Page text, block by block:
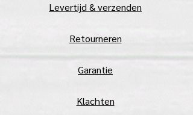
Levertijd & verzenden
Retourneren
Garantie
Klachten